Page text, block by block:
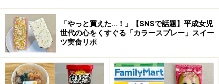
嵐は当時のコカ・コーラ『No Reason』キャンペーンの
CMに出演しました。『GET! Shop No Reason』キャンペ
ーンでTシャツ、ダーツ、トートバッグ、液晶テレビな
どが当たる懸賞がありました。CMソングは『ハダシの未
来』だったそうです。
「やっと買えた…！」【SNSで話題】平成女児
世代の心をくすぐる「カラースプレー」スイー
ツ実食リポ